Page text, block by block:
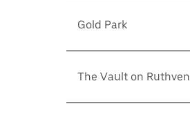
Gold Park
The Vault on Ruthven